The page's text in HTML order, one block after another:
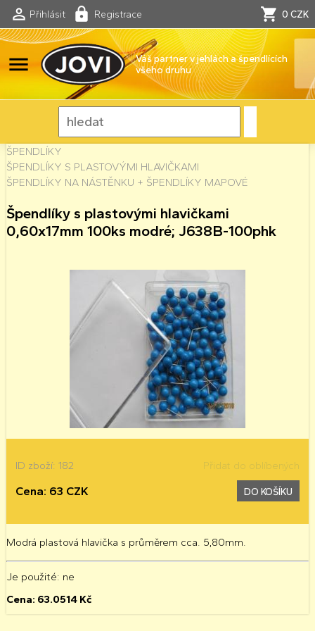
Přihlásit Registrace 0 CZK
menu
Váš partner v jehlách a špendlících
všeho druhu
ŠPENDLÍKY
ŠPENDLÍKY S PLASTOVÝMI HLAVIČKAMI
ŠPENDLÍKY NA NÁSTĚNKU + ŠPENDLÍKY MAPOVÉ
Špendlíky s plastovými hlavičkami
0,60x17mm 100ks modré; J638B-100phk
ID zboží: 182 Přidat do oblíbených
Cena: 63 CZK DO KOŠÍKU
Modrá plastová hlavička s průměrem cca. 5,80mm.
Je použité: ne
Cena: 63.0514Kč